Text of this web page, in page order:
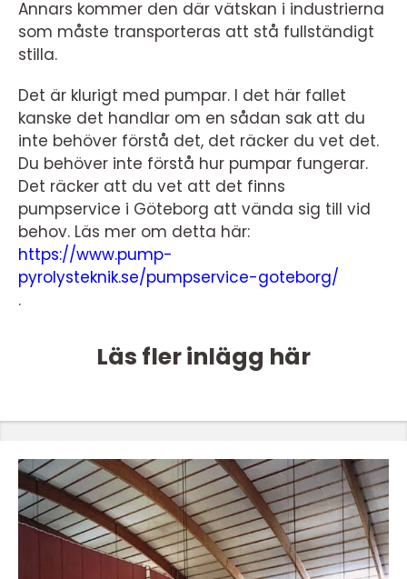
Annars kommer den där vätskan i industrierna
som måste transporteras att stå fullständigt
stilla.
Det är klurigt med pumpar. I det här fallet
kanske det handlar om en sådan sak att du
inte behöver förstå det, det räcker du vet det.
Du behöver inte förstå hur pumpar fungerar.
Det räcker att du vet att det finns
pumpservice i Göteborg att vända sig till vid
behov. Läs mer om detta här:
https://www.pump-
pyrolysteknik.se/pumpservice-goteborg/
.
Läs fler inlägg här